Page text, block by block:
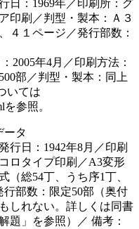
日：1969年／印刷所：グ
印刷／判型・製本：Ａ３
４１ページ／発行部数：
2005年4月／印刷方法：
部／判型・製本：同上
いては
を参照。
ータ
行日：1942年8月／印刷
ロタイプ印刷／A3変形
（総54丁、うち序1丁、
行部数：限定50部（奥付
しれない。詳しくは同書
題」を参照）／ 備考：